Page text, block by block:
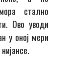
стално
Ово уводи
у оној мери